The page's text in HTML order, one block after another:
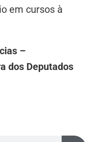
em cursos à
–
dos Deputados